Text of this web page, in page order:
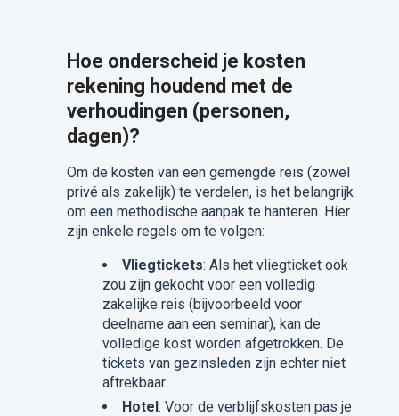
Hoe onderscheid je kosten
rekening houdend met de
verhoudingen (personen,
dagen)?
Om de kosten van een gemengde reis (zowel
privé als zakelijk) te verdelen, is het belangrijk
om een methodische aanpak te hanteren. Hier
zijn enkele regels om te volgen:
Vliegtickets: Als het vliegticket ook
zou zijn gekocht voor een volledig
zakelijke reis (bijvoorbeeld voor
deelname aan een seminar), kan de
volledige kost worden afgetrokken. De
tickets van gezinsleden zijn echter niet
aftrekbaar.
Hotel: Voor de verblijfskosten pas je